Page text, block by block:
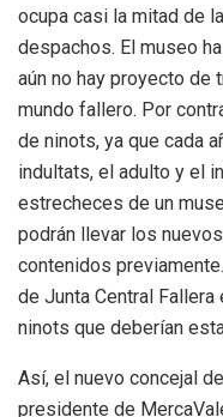
ocupa casi la mitad de
despachos. El museo
aún no hay proyecto de
mundo fallero. Por
de ninots, ya que cada
indultats, el adulto y el
estrecheces de un
podrán llevar los
contenidos
de Junta Central
ninots que deberían
Así, el nuevo concejal
presidente de